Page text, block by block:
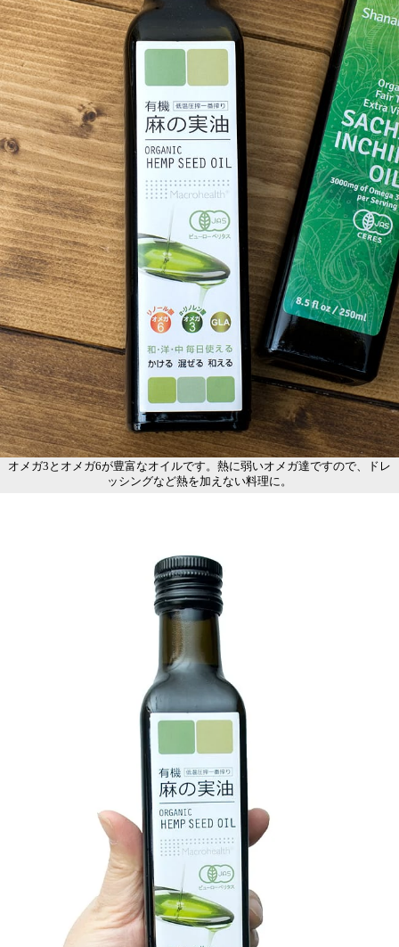
オメガ3とオメガ6が豊富なオイルです。熱に弱いオメガ達ですので、ドレ
ッシングなど熱を加えない料理に。